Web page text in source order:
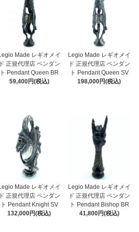
Made レギオメイ
ド 正規代理店 ペンダン
ト Pendant Queen BR
59,400円(税込)
Legio Made レギオメイ
ド 正規代理店 ペンダン
ト Pendant Queen SV
198,000円(税込)
Made レギオメイ
ド 正規代理店 ペンダン
ト Pendant Knight SV
132,000円(税込)
Legio Made レギオメイ
ド 正規代理店 ペンダン
ト Pendant Bishop BR
41,800円(税込)